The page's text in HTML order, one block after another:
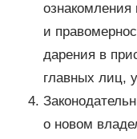
ознакомления
и
дарения в
главных лиц,
о новом